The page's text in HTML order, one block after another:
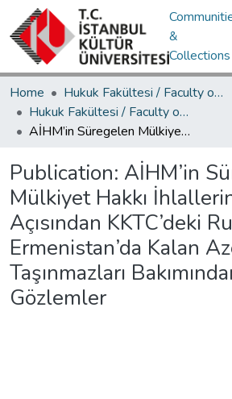
&
Collections
Home
Hukuk Fakültesi / Faculty of Law
Hukuk Fakültesi / Faculty of Law
AİHM’in Süregelen Mülkiyet Hakkı İhlallerine Bakış Açısından KKTC’deki Rum Malları ile Ermenistan’da Kalan Azeri Taşınmazları Bakımından Bazı Gözlemler
Publication: AİHM’in
Mülkiyet Hakkı
Açısından KKTC’deki
Ermenistan’da Kalan
Taşınmazları
Gözlemler